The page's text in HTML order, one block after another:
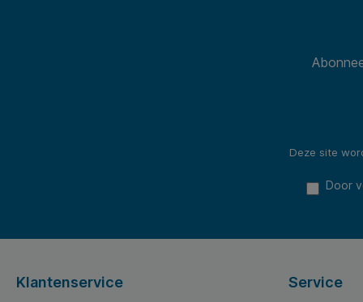
Deze site
Door
Klantenservice Service